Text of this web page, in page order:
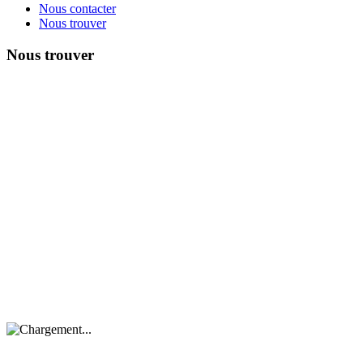
Nous contacter
Nous trouver
Nous trouver